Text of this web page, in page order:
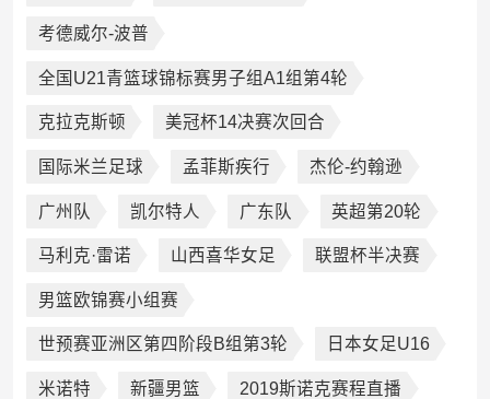
考德威尔-波普
全国U21青篮球锦标赛男子组A1组第4轮
克拉克斯顿 美冠杯14决赛次回合
国际米兰足球 孟菲斯疾行 杰伦-约翰逊
广州队 凯尔特人‌ 广东队 英超第20轮
马利克·雷诺 山西喜华女足 联盟杯半决赛
男篮欧锦赛小组赛
世预赛亚洲区第四阶段B组第3轮 日本女足U16
米诺特 新疆男篮 2019斯诺克赛程直播